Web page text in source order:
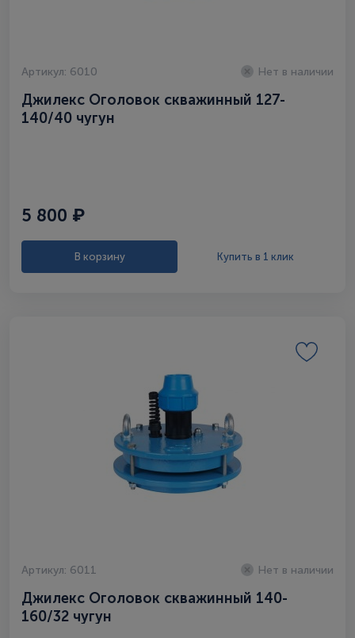
Артикул: 6010 Нет в наличии
Джилекс Оголовок скважинный 127-
140/40 чугун
5 800 ₽
В корзину Купить в 1 клик
Артикул: 6011 Нет в наличии
Джилекс Оголовок скважинный 140-
160/32 чугун